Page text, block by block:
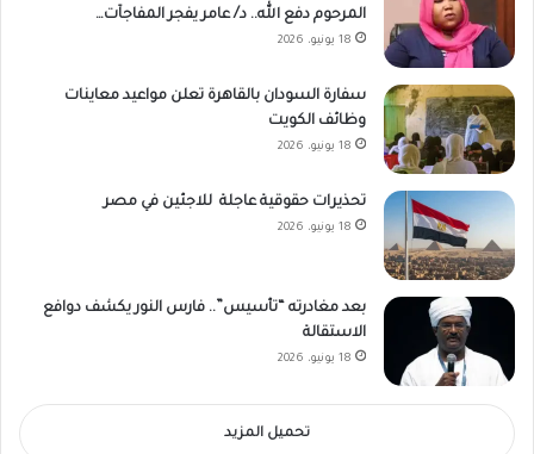
المرحوم دفع الله.. د/ عامر يفجر المفاجآت…
18 يونيو، 2026
سفارة السودان بالقاهرة تعلن مواعيد معاينات
وظائف الكويت
18 يونيو، 2026
تحذيرات حقوقية عاجلة للاجئين في مصر
18 يونيو، 2026
بعد مغادرته “تأسيس”.. فارس النور يكشف دوافع
الاستقالة
18 يونيو، 2026
تحميل المزيد